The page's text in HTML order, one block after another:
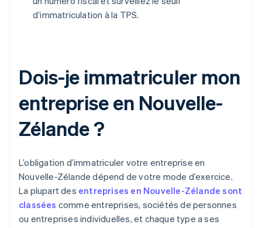
d’immatriculation à la TPS.
Dois-je immatriculer mon
entreprise en Nouvelle-
Zélande ?
L’obligation d’immatriculer votre entreprise en
Nouvelle-Zélande dépend de votre mode d’exercice.
La plupart des entreprises en Nouvelle-Zélande sont
classées comme entreprises, sociétés de personnes
ou entreprises individuelles, et chaque type a ses